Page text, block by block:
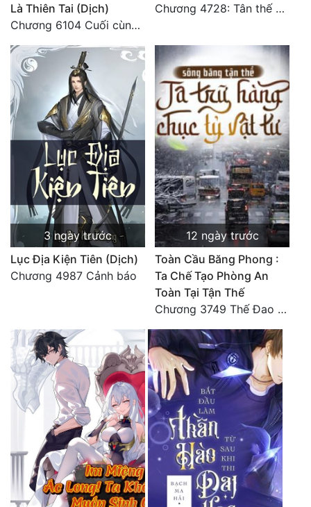
Là Thiên Tai (Dịch)
Chương 6104 Cuối cùng (HẾT)
Chương 4728: Tân thế giới (đại kết cục) (10)
3 ngày trước
Lục Địa Kiện Tiên (Dịch)
Chương 4987 Cảnh báo
12 ngày trước
Toàn Cầu Băng Phong :
Ta Chế Tạo Phòng An
Toàn Tại Tận Thế
Chương 3749 Thế Đao xuất kích